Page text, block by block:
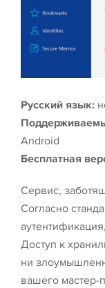
Русский язык:
Android
Бесплатная
Сервис,
Согласно
Доступ к
ни
вашего мастер-